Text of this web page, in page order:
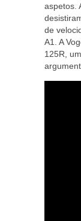
aspetos.
de
A1. A
125R,